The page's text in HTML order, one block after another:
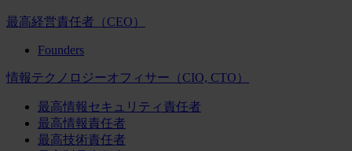
最高経営責任者（CEO）
Founders
情報テクノロジーオフィサー（CIO, CTO）
最高情報セキュリティ責任者
最高情報責任者
最高技術責任者